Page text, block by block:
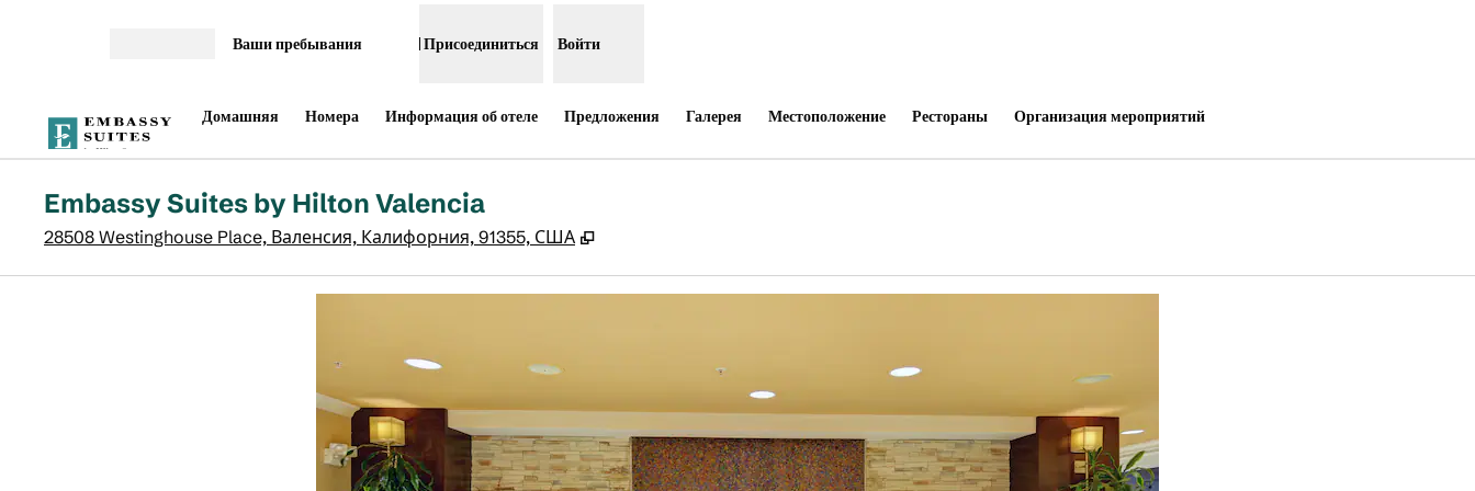
Ваши пребывания Присоединиться Войти
Домашняя Номера Информация об отеле Предложения Галерея Местоположение Рестораны Организация мероприятий
Embassy Suites by Hilton Valencia
28508 Westinghouse Place, Валенсия, Калифорния, 91355, США ,